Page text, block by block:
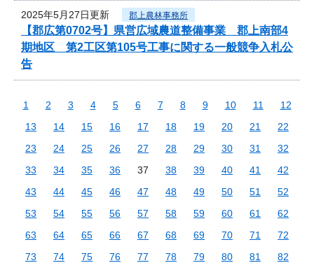
2025年5月27日更新 郡上農林事務所
【郡広第0702号】県営広域農道整備事業 郡上南部4
期地区 第2工区第105号工事に関する一般競争入札公
告
1 2 3 4 5 6 7 8 9 10 11
12
13
14 15 16 17 18 19 20 21
22
23
24 25 26 27 28 29 30 31
32
33
34 35 36 37 38 39 40 41
42
43
44 45 46 47 48 49 50 51
52
53
54 55 56 57 58 59 60 61
62
63
64 65 66 67 68 69 70 71
72
73
74 75 76 77 78 79 80 81
82